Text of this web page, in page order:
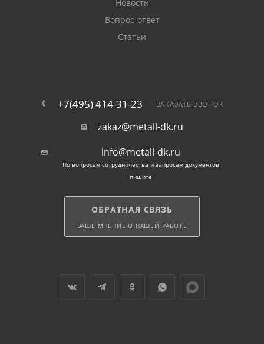
Новости
Вопрос-ответ
Статьи
+7(495) 414-31-23 ЗАКАЗАТЬ ЗВОНОК
zakaz@metall-dk.ru
info@metall-dk.ru
По вопросам сотрудничества и запросам документов
пишите
ОБРАТНАЯ СВЯЗЬ
ВАШЕ МНЕНИЕ О НАШЕЙ РАБОТЕ